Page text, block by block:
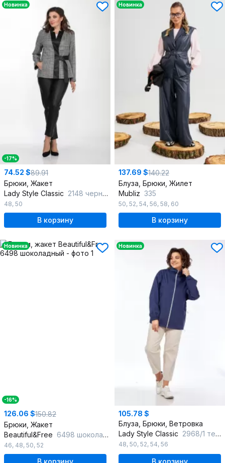
Новинка
-17%
74.52 $89.91
Брюки, Жакет
Lady Style Classic 2148 черный_с_серым
48, 50
В корзину
Новинка
137.69 $140.22
Блуза, Брюки, Жилет
Mubliz 335
50, 52, 54, 56, 58, 60
В корзину
Новинка
-16%
126.06 $150.82
Брюки, Жакет
Beautiful&Free 6498 шоколадный
46, 48, 50, 52
Новинка
105.78 $
Блуза, Брюки, Ветровка
Lady Style Classic 2968/1 темно-синий_с_бежевым
48, 50, 52, 54, 56